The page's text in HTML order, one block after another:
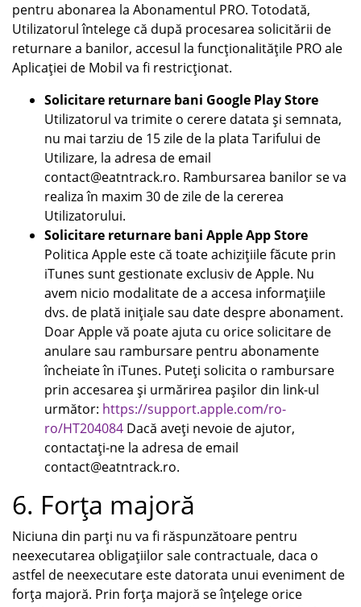
pentru abonarea la Abonamentul PRO. Totodată,
Utilizatorul întelege că după procesarea solicitării de
returnare a banilor, accesul la funcționalitățile PRO ale
Aplicației de Mobil va fi restricționat.
Solicitare returnare bani Google Play Store
Utilizatorul va trimite o cerere datata și semnata,
nu mai tarziu de 15 zile de la plata Tarifului de
Utilizare, la adresa de email
contact@eatntrack.ro. Rambursarea banilor se va
realiza în maxim 30 de zile de la cererea
Utilizatorului.
Solicitare returnare bani Apple App Store
Politica Apple este că toate achizițiile făcute prin
iTunes sunt gestionate exclusiv de Apple. Nu
avem nicio modalitate de a accesa informațiile
dvs. de plată inițiale sau date despre abonament.
Doar Apple vă poate ajuta cu orice solicitare de
anulare sau rambursare pentru abonamente
încheiate în iTunes. Puteți solicita o rambursare
prin accesarea și urmărirea pașilor din link-ul
următor: https://support.apple.com/ro-
ro/HT204084 Dacă aveți nevoie de ajutor,
contactați-ne la adresa de email
contact@eatntrack.ro.
6. Forța majoră
Niciuna din parți nu va fi răspunzătoare pentru
neexecutarea obligațiilor sale contractuale, daca o
astfel de neexecutare este datorata unui eveniment de
forța majoră. Prin forța majoră se înțelege orice